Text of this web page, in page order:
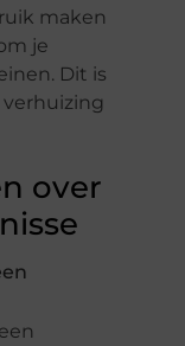
maken
je
Dit is
over